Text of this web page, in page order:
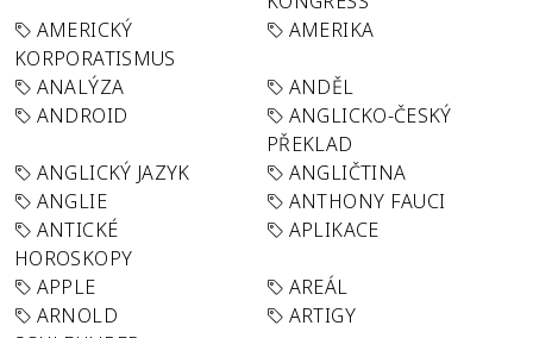
AMERICKÝ
KORPORATISMUS
AMERIKA
ANALÝZA
ANDĚL
ANDROID
ANGLICKO-ČESKÝ
PŘEKLAD
ANGLICKÝ JAZYK
ANGLIČTINA
ANGLIE
ANTHONY FAUCI
ANTICKÉ
HOROSKOPY
APLIKACE
APPLE
AREÁL
ARNOLD
ARTIGY